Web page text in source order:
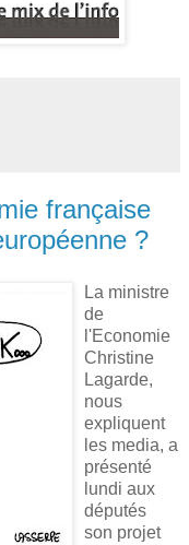
française
?
La ministre
de
l'Economie
Christine
Lagarde,
nous
expliquent
les media, a
présenté
lundi aux
députés
son projet